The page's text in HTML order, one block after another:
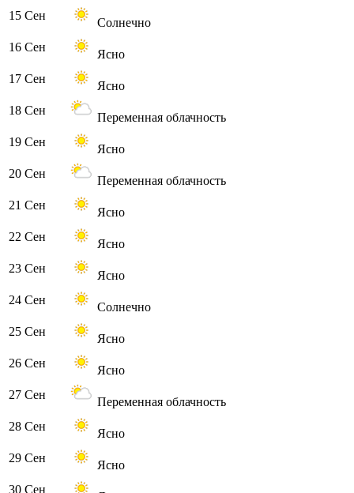
15 Сен
Солнечно
16 Сен
Ясно
17 Сен
Ясно
18 Сен
Переменная облачность
19 Сен
Ясно
20 Сен
Переменная облачность
21 Сен
Ясно
22 Сен
Ясно
23 Сен
Ясно
24 Сен
Солнечно
25 Сен
Ясно
26 Сен
Ясно
27 Сен
Переменная облачность
28 Сен
Ясно
29 Сен
Ясно
30 Сен